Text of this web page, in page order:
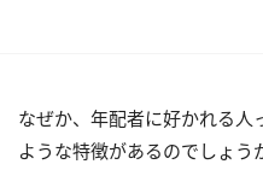
なぜか、年配者に好かれる人
ような特徴があるのでしょう